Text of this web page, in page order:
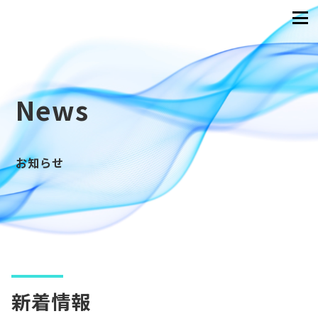
News
お知らせ
新着情報